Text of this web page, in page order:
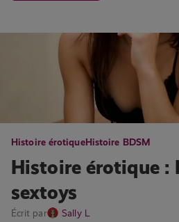
Histoire érotiqueHistoire BDSM
Histoire érotique :
sextoys
Écrit par Sally L